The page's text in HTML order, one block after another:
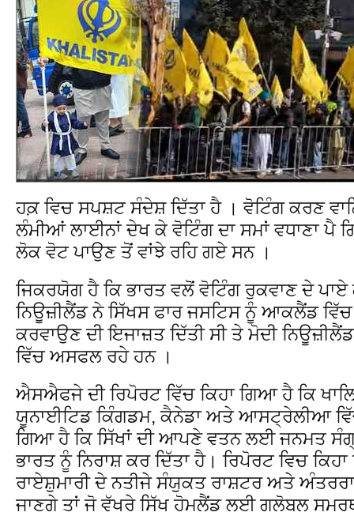
ਹਕ਼ ਵਿਚ ਸਪਸ਼ਟ ਸੰਦੇਸ਼ ਦਿੱਤਾ ਹੈ । ਵੋਟਿੰਗ ਕਰਣ
ਲੰਮੀਆਂ ਲਾਈਨਾਂ ਦੇਖ ਕੇ ਵੋਟਿੰਗ ਦਾ ਸਮਾਂ ਵਧਾਣਾ ਪੈ
ਲੋਕ ਵੋਟ ਪਾਉਣ ਤੋਂ ਵਾਂਝੇ ਰਹਿ ਗਏ ਸਨ ।
ਜਿਕਰਯੋਗ ਹੈ ਕਿ ਭਾਰਤ ਵਲੋਂ ਵੋਟਿੰਗ ਰੁਕਵਾਣ ਦੇ
ਨਿਊਜ਼ੀਲੈਂਡ ਨੇ ਸਿੱਖਸ ਫਾਰ ਜਸਟਿਸ ਨੂੰ ਆਕਲੈਂਡ ਵਿੱਚ
ਕਰਵਾਉਣ ਦੀ ਇਜਾਜ਼ਤ ਦਿੱਤੀ ਸੀ ਤੇ ਮੋਦੀ
ਵਿੱਚ ਅਸਫਲ ਰਹੇ ਹਨ ।
ਐਸਐਫਜੇ ਦੀ ਰਿਪੋਰਟ ਵਿੱਚ ਕਿਹਾ ਗਿਆ ਹੈ ਕਿ
ਯੂਨਾਈਟਿਡ ਕਿੰਗਡਮ, ਕੈਨੇਡਾ ਅਤੇ ਆਸਟ੍ਰੇਲੀਆ
ਗਿਆ ਹੈ ਕਿ ਸਿੱਖਾਂ ਦੀ ਆਪਣੇ ਵਤਨ ਲਈ ਜਨਮਤ
ਭਾਰਤ ਨੂੰ ਨਿਰਾਸ਼ ਕਰ ਦਿੱਤਾ ਹੈ। ਰਿਪੋਰਟ ਵਿਚ
ਰਾਏਸ਼ੁਮਾਰੀ ਦੇ ਨਤੀਜੇ ਸੰਯੁਕਤ ਰਾਸ਼ਟਰ ਅਤੇ
ਜਾਣਗੇ ਤਾਂ ਜੋ ਵੱਖਰੇ ਸਿੱਖ ਹੋਮਲੈਂਡ ਲਈ ਗਲੋਬਲ